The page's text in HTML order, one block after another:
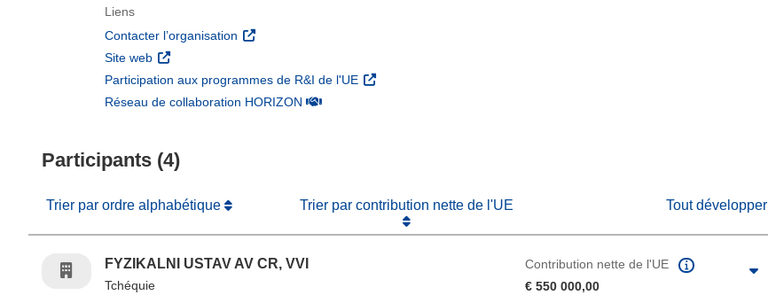
Liens
Contacter l’organisation (s’ouvre dans une nouvelle fenêtre)
Site web (s’ouvre dans une nouvelle fenêtre)
Participation aux programmes de R&I de l'UE (s’ouvre dans une nouvelle fenêtre)
Réseau de collaboration HORIZON(s’ouvre dans une nouvelle fenêtre)
Participants (4)
Trier par ordre alphabétique Trier par contribution nette de l'UE Tout développer
FYZIKALNI USTAV AV CR, VVI
Tchéquie
Contribution nette de l'UE
€ 550 000,00